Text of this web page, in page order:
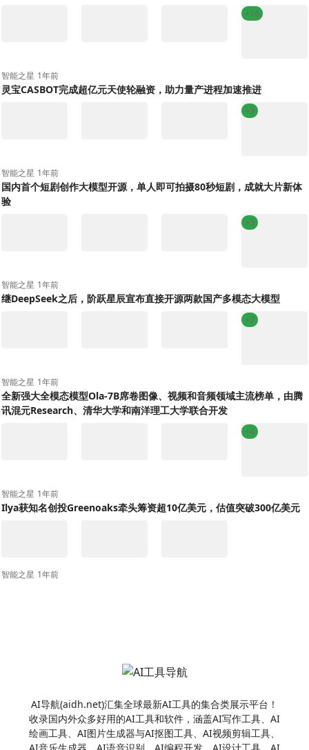
+16
智能之星 1年前
灵宝CASBOT完成超亿元天使轮融资，助力量产进程加速推进
+3
智能之星 1年前
国内首个短剧创作大模型开源，单人即可拍摄80秒短剧，成就大片新体
验
+3
智能之星 1年前
继DeepSeek之后，阶跃星辰宣布直接开源两款国产多模态大模型
+7
智能之星 1年前
全新强大全模态模型Ola-7B席卷图像、视频和音频领域主流榜单，由腾
讯混元Research、清华大学和南洋理工大学联合开发
+4
智能之星 1年前
Ilya获知名创投Greenoaks牵头筹资超10亿美元，估值突破300亿美元
智能之星 1年前
AI导航(aidh.net)汇集全球最新AI工具的集合类展示平台！
收录国内外众多好用的AI工具和软件，涵盖AI写作工具、AI
绘画工具、AI图片生成器与AI抠图工具、AI视频剪辑工具、